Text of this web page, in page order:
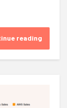
reading